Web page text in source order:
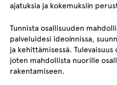
ajatuksia ja kokemuksiin
Tunnista osallisuuden
palveluidesi ideoinnissa,
ja kehittämisessä.
joten mahdollista nuorille
rakentamiseen.